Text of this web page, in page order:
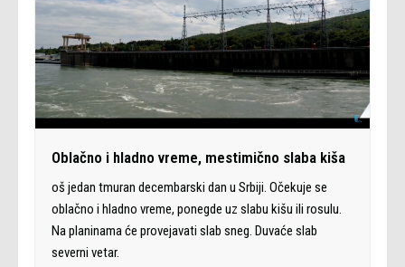
Oblačno i hladno vreme, mestimično slaba kiša
oš jedan tmuran decembarski dan u Srbiji. Očekuje se
oblačno i hladno vreme, ponegde uz slabu kišu ili rosulu.
Na planinama će provejavati slab sneg. Duvaće slab
severni vetar.